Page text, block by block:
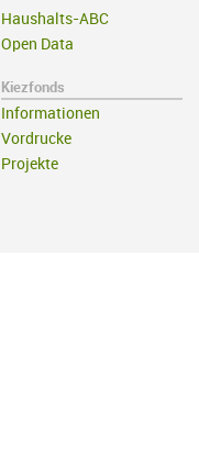
Haushalts-ABC
Open Data
Kiezfonds
Informationen
Vordrucke
Projekte